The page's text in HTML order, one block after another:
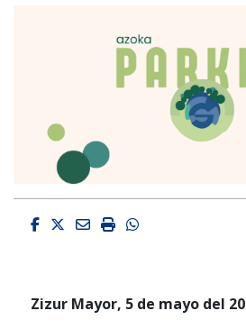
Facebook
Twitter
EmailImprimirWhatsapp
Zizur Mayor, 5 de mayo del